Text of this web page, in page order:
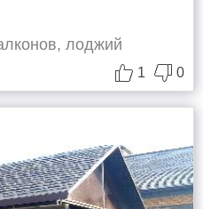
лоджий
1 0